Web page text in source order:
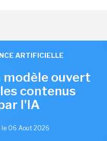
ARTIFICIELLE
modèle ouvert
contenus
l'IA
le 06 Aout 2026